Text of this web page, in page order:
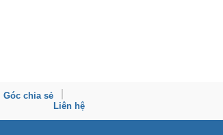
Góc chia sẻ
Liên hệ